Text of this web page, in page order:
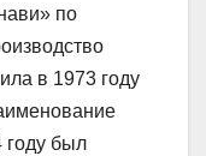
по
в 1973 году
году был